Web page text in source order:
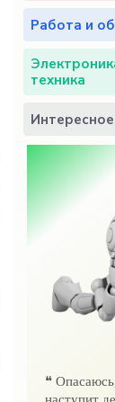
Работа и
техника
Интересное
❝